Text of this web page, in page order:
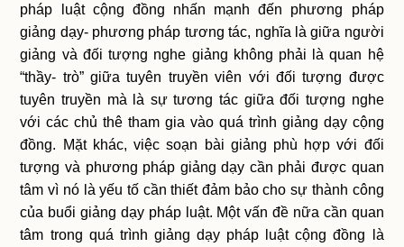
pháp luật cộng đồng nhấn mạnh đến phương pháp
giảng dạy- phương pháp tương tác, nghĩa là giữa người
giảng và đối tượng nghe giảng không phải là quan hệ
“thầy- trò” giữa tuyên truyền viên với đối tượng được
tuyên truyền mà là sự tương tác giữa đối tượng nghe
với các chủ thê tham gia vào quá trình giảng dạy cộng
đồng. Mặt khác, việc soạn bài giảng phù hợp với đối
tượng và phương pháp giảng dạy cần phải được quan
tâm vì nó là yếu tố cần thiết đảm bảo cho sự thành công
của buổi giảng dạy pháp luật. Một vấn đề nữa cần quan
tâm trong quá trình giảng dạy pháp luật cộng đồng là